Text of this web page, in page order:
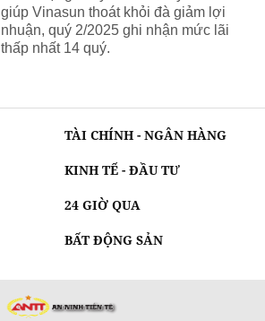
giúp Vinasun thoát khỏi đà giảm lợi
nhuận, quý 2/2025 ghi nhận mức lãi
thấp nhất 14 quý.
TÀI CHÍNH - NGÂN HÀNG
KINH TẾ - ĐẦU TƯ
24 GIỜ QUA
BẤT ĐỘNG SẢN